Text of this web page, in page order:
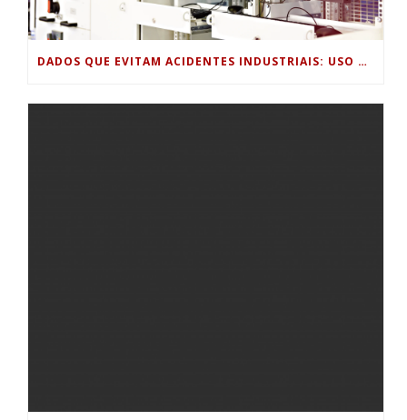
DADOS QUE EVITAM ACIDENTES INDUSTRIAIS: USO DE SENSORES, HISTÓRICOS DE PROCESSO E ANÁLISE PREDITIVA PARA SEGURANÇA OPERACIONAL